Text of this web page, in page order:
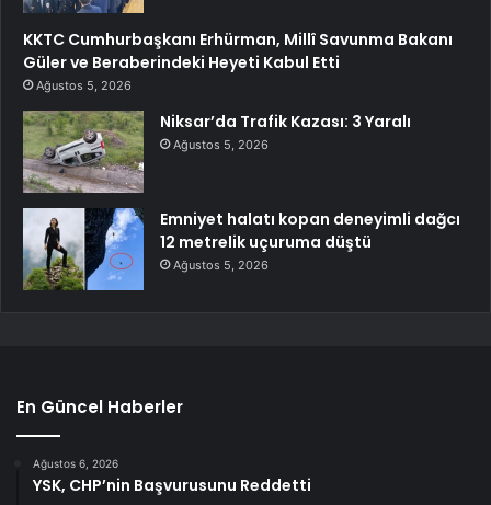
KKTC Cumhurbaşkanı Erhürman, Millî Savunma Bakanı
Güler ve Beraberindeki Heyeti Kabul Etti
Ağustos 5, 2026
Niksar’da Trafik Kazası: 3 Yaralı
Ağustos 5, 2026
Emniyet halatı kopan deneyimli dağcı
12 metrelik uçuruma düştü
Ağustos 5, 2026
En Güncel Haberler
Ağustos 6, 2026
YSK, CHP’nin Başvurusunu Reddetti